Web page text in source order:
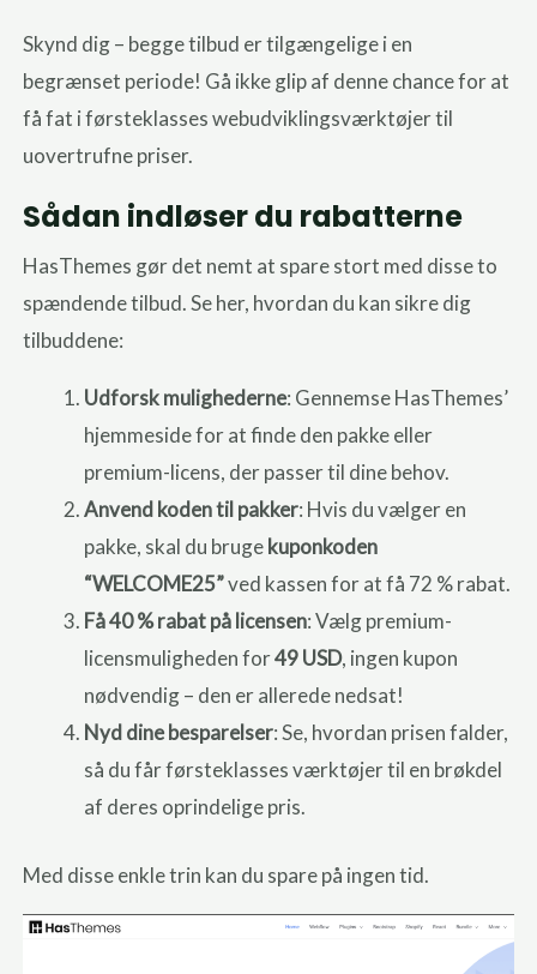
Skynd dig – begge tilbud er tilgængelige i en
begrænset periode! Gå ikke glip af denne chance for at
få fat i førsteklasses webudviklingsværktøjer til
uovertrufne priser.
Sådan indløser du rabatterne
HasThemes gør det nemt at spare stort med disse to
spændende tilbud. Se her, hvordan du kan sikre dig
tilbuddene:
Udforsk mulighederne: Gennemse HasThemes’
hjemmeside for at finde den pakke eller
premium-licens, der passer til dine behov.
Anvend koden til pakker: Hvis du vælger en
pakke, skal du brugekuponkoden
“WELCOME25”ved kassen for at få 72 % rabat.
Få 40 % rabat på licensen: Vælg premium-
licensmuligheden for49 USD, ingen kupon
nødvendig – den er allerede nedsat!
Nyd dine besparelser: Se, hvordan prisen falder,
så du får førsteklasses værktøjer til en brøkdel
af deres oprindelige pris.
Med disse enkle trin kan du spare på ingen tid.